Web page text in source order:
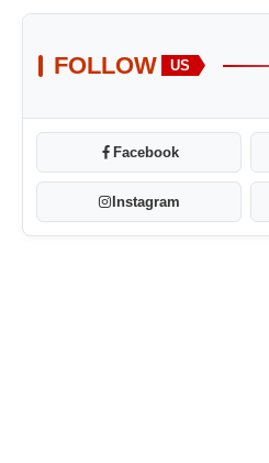
FOLLOW US
Facebook
Instagram